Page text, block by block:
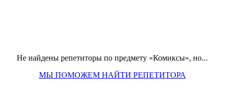
Не найдены репетиторы по предмету «Комиксы», но...
МЫ ПОМОЖЕМ НАЙТИ РЕПЕТИТОРА